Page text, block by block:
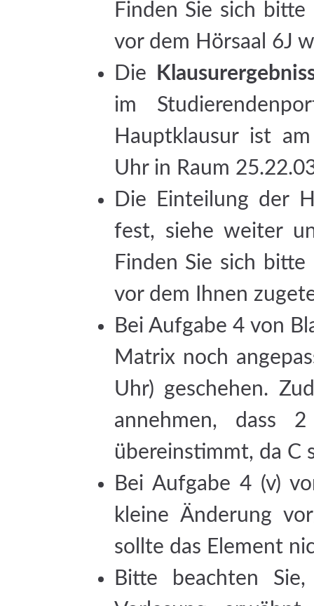
Finden Sie sich
vor dem Hörsaal 6J
Die
im
Hauptklausur ist
Uhr in Raum
Die Einteilung der
fest, siehe weiter
Finden Sie sich
vor dem Ihnen
Bei Aufgabe 4 von
Matrix noch
Uhr) geschehen.
annehmen,
übereinstimmt, da C
Bei Aufgabe 4 (v)
kleine Änderung
sollte das Element
Bitte beachten